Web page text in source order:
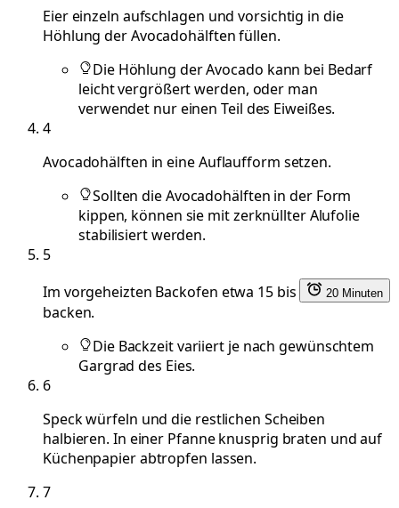
Eier einzeln aufschlagen und vorsichtig in die
Höhlung der Avocadohälften füllen.
Die Höhlung der Avocado kann bei Bedarf
leicht vergrößert werden, oder man
verwendet nur einen Teil des Eiweißes.
4
Avocadohälften in eine Auflaufform setzen.
Sollten die Avocadohälften in der Form
kippen, können sie mit zerknüllter Alufolie
stabilisiert werden.
5
Im vorgeheizten Backofen etwa 15 bis
20 Minuten
backen.
Die Backzeit variiert je nach gewünschtem
Gargrad des Eies.
6
Speck würfeln und die restlichen Scheiben
halbieren. In einer Pfanne knusprig braten und auf
Küchenpapier abtropfen lassen.
7